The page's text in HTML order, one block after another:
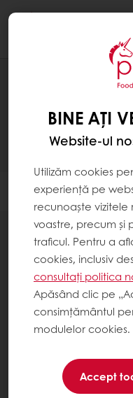
Filtrare
BINE AȚI
Website-ul
Utilizăm cookies
experiență pe
recunoaște
voastre, precum și
traficul. Pentru a
cookies, inclusiv
consultați politica
Apăsând clic pe
consimțământul
modulelor cookies.
Accept